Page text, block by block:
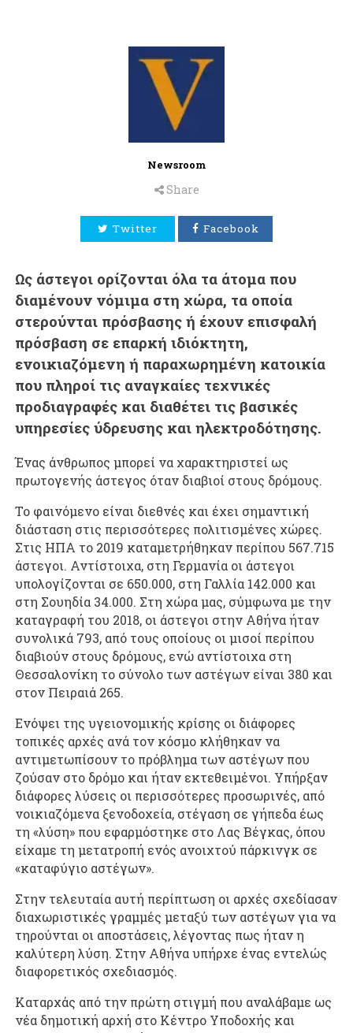
Newsroom
Share
Twitter Facebook
Ως άστεγοι ορίζονται όλα τα άτομα που
διαμένουν νόμιμα στη χώρα, τα οποία
στερούνται πρόσβασης ή έχουν επισφαλή
πρόσβαση σε επαρκή ιδιόκτητη,
ενοικιαζόμενη ή παραχωρημένη κατοικία
που πληροί τις αναγκαίες τεχνικές
προδιαγραφές και διαθέτει τις βασικές
υπηρεσίες ύδρευσης και ηλεκτροδότησης.
Ένας άνθρωπος μπορεί να χαρακτηριστεί ως
πρωτογενής άστεγος όταν διαβιοί στους δρόμους.
Το φαινόμενο είναι διεθνές και έχει σημαντική
διάσταση στις περισσότερες πολιτισμένες χώρες.
Στις ΗΠΑ το 2019 καταμετρήθηκαν περίπου 567.715
άστεγοι. Αντίστοιχα, στη Γερμανία οι άστεγοι
υπολογίζονται σε 650.000, στη Γαλλία 142.000 και
στη Σουηδία 34.000. Στη χώρα μας, σύμφωνα με την
καταγραφή του 2018, οι άστεγοι στην Αθήνα ήταν
συνολικά 793, από τους οποίους οι μισοί περίπου
διαβιούν στους δρόμους, ενώ αντίστοιχα στη
Θεσσαλονίκη το σύνολο των αστέγων είναι 380 και
στον Πειραιά 265.
Ενόψει της υγειονομικής κρίσης οι διάφορες
τοπικές αρχές ανά τον κόσμο κλήθηκαν να
αντιμετωπίσουν το πρόβλημα των αστέγων που
ζούσαν στο δρόμο και ήταν εκτεθειμένοι. Υπήρξαν
διάφορες λύσεις οι περισσότερες προσωρινές, από
νοικιαζόμενα ξενοδοχεία, στέγαση σε γήπεδα έως
τη «λύση» που εφαρμόστηκε στο Λας Βέγκας, όπου
είχαμε τη μετατροπή ενός ανοιχτού πάρκινγκ σε
«καταφύγιο αστέγων».
Στην τελευταία αυτή περίπτωση οι αρχές σχεδίασαν
διαχωριστικές γραμμές μεταξύ των αστέγων για να
τηρούνται οι αποστάσεις, λέγοντας πως ήταν η
καλύτερη λύση. Στην Αθήνα υπήρχε ένας εντελώς
διαφορετικός σχεδιασμός.
Καταρχάς από την πρώτη στιγμή που αναλάβαμε ως
νέα δημοτική αρχή στο Κέντρο Υποδοχής και